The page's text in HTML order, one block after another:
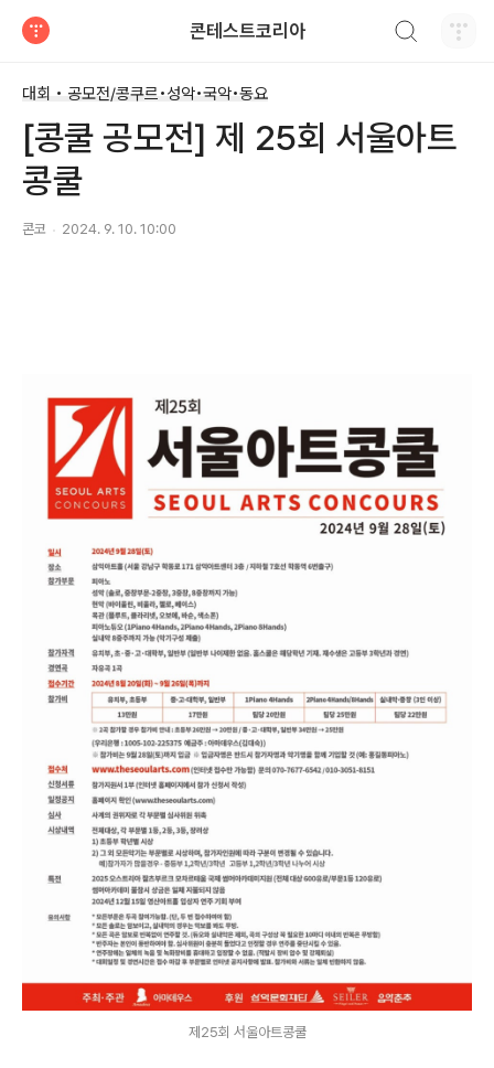
콘테스트코리아
대회 • 공모전/콩쿠르•성악•국악•동요
[콩쿨 공모전] 제 25회 서울아트
콩쿨
콘코 2024. 9. 10. 10:00
제25회 서울아트콩쿨